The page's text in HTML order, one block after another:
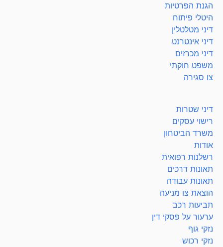
הגנת הפרטיות
היטלי פיתוח
דיני מטלטלין
דיני אינטרנט
דיני מכרזים
משפט חוקתי
צו סגירה
דיני שטרות
רישוי עסקים
משרד הביטחון
אודות
רשלנות רפואית
תאונות דרכים
תאונות עבודה
הוצאת צו מניעה
תביעות רכב
ערעור על פסקי דין
נזקי גוף
נזקי רכוש